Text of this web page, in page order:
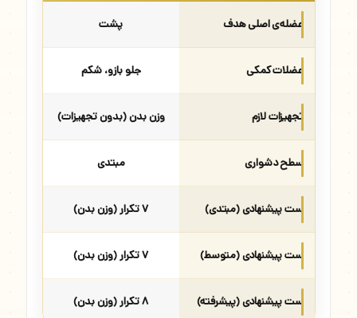
عضله‌ی اصلی هدف پشت
عضلات کمکی جلو بازو، شکم
تجهیزات لازم وزن بدن (بدون تجهیزات)
سطح دشواری مبتدی
ست پیشنهادی (مبتدی) ۷ تکرار (وزن بدن)
ست پیشنهادی (متوسط) ۷ تکرار (وزن بدن)
ست پیشنهادی (پیشرفته) ۸ تکرار (وزن بدن)